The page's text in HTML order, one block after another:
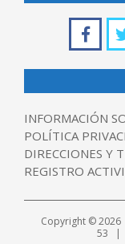
INFORMACIÓN
POLÍTICA
DIRECCIONES Y
REGISTRO
Copyright ©
53 |